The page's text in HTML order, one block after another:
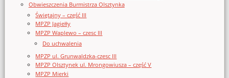
Obwieszczenia Burmistrza Olsztynka
Świętajny – część III
MPZP Jagiełły
MPZP Waplewo – czesc III
Do uchwalenia
MPZP ul. Grunwaldzka-czesc III
MPZP Olsztynek ul. Mrongowiusza – część V
MPZP Mierki